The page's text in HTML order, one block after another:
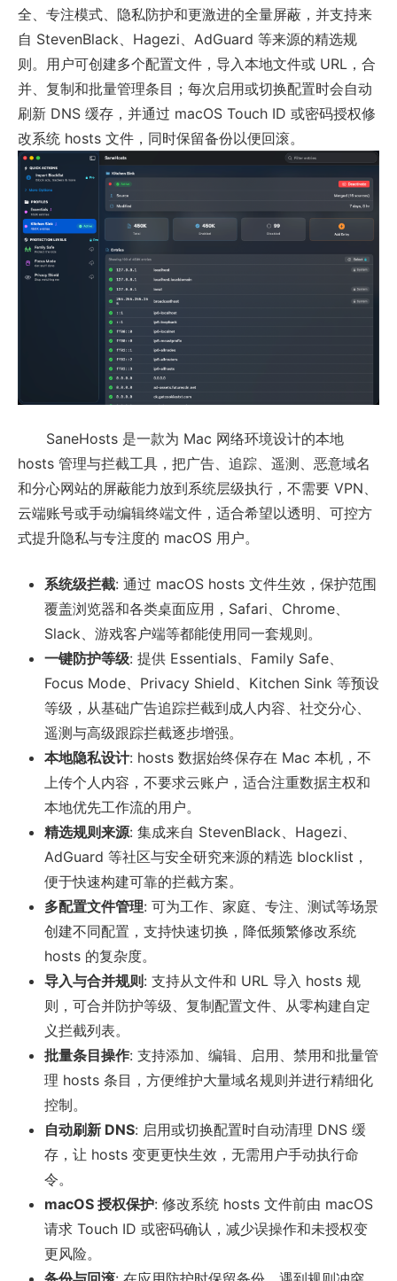
全、专注模式、隐私防护和更激进的全量屏蔽，并支持来
自 StevenBlack、Hagezi、AdGuard 等来源的精选规
则。用户可创建多个配置文件，导入本地文件或 URL，合
并、复制和批量管理条目；每次启用或切换配置时会自动
刷新 DNS 缓存，并通过 macOS Touch ID 或密码授权修
改系统 hosts 文件，同时保留备份以便回滚。
SaneHosts 是一款为 Mac 网络环境设计的本地
hosts 管理与拦截工具，把广告、追踪、遥测、恶意域名
和分心网站的屏蔽能力放到系统层级执行，不需要 VPN、
云端账号或手动编辑终端文件，适合希望以透明、可控方
式提升隐私与专注度的 macOS 用户。
系统级拦截: 通过 macOS hosts 文件生效，保护范围
覆盖浏览器和各类桌面应用，Safari、Chrome、
Slack、游戏客户端等都能使用同一套规则。
一键防护等级: 提供 Essentials、Family Safe、
Focus Mode、Privacy Shield、Kitchen Sink 等预设
等级，从基础广告追踪拦截到成人内容、社交分心、
遥测与高级跟踪拦截逐步增强。
本地隐私设计: hosts 数据始终保存在 Mac 本机，不
上传个人内容，不要求云账户，适合注重数据主权和
本地优先工作流的用户。
精选规则来源: 集成来自 StevenBlack、Hagezi、
AdGuard 等社区与安全研究来源的精选 blocklist，
便于快速构建可靠的拦截方案。
多配置文件管理: 可为工作、家庭、专注、测试等场景
创建不同配置，支持快速切换，降低频繁修改系统
hosts 的复杂度。
导入与合并规则 : 支持从文件和 URL 导入 hosts 规
则，可合并防护等级、复制配置文件、从零构建自定
义拦截列表。
批量条目操作: 支持添加、编辑、启用、禁用和批量管
理 hosts 条目，方便维护大量域名规则并进行精细化
控制。
自动刷新 DNS: 启用或切换配置时自动清理 DNS 缓
存，让 hosts 变更更快生效，无需用户手动执行命
令。
macOS 授权保护: 修改系统 hosts 文件前由 macOS
请求 Touch ID 或密码确认，减少误操作和未授权变
更风险。